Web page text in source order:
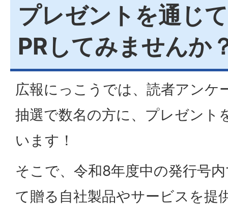
プレゼントを通じ
PRしてみませんか
広報にっこうでは、読者アンケ
抽選で数名の方に、プレゼント
います！
そこで、令和8年度中の発行号
て贈る自社製品やサービスを提